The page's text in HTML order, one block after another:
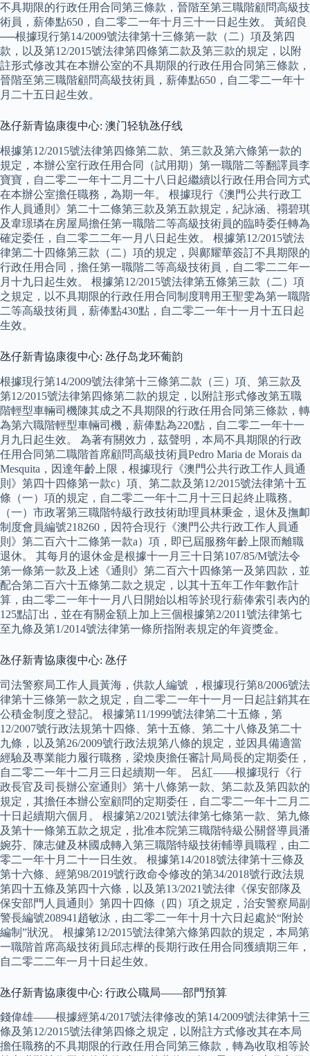
不具期限的行政任用合同第三條款，晉階至第三職階顧問高級技
術員，薪俸點650，自二零二一年十月三十一日起生效。 黃紹良
──根據現行第14/2009號法律第十三條第一款（二）項及第四
款，以及第12/2015號法律第四條第二款及第三款的規定，以附
註形式修改其在本辦公室的不具期限的行政任用合同第三條款，
晉階至第三職階顧問高級技術員，薪俸點650，自二零二一年十
月二十五日起生效。
氹仔新青協康復中心: 澳门轻轨氹仔线
根據第12/2015號法律第四條第二款、第三款及第六條第一款的
規定，本辦公室行政任用合同（試用期）第一職階二等翻譯員李
寶寶，自二零二一年十二月二十八日起繼續以行政任用合同方式
在本辦公室擔任職務，為期一年。 根據現行《澳門公共行政工
作人員通則》第二十二條第三款及第五款規定，紀詠涵、禤碧琪
及韋璟璘在房屋局擔任第一職階二等高級技術員的臨時委任轉為
確定委任，自二零二二年一月八日起生效。 根據第12/2015號法
律第二十四條第三款（二）項的規定，與鄺耀華簽訂不具期限的
行政任用合同，擔任第一職階二等高級技術員，自二零二二年一
月十九日起生效。 根據第12/2015號法律第五條第三款（二）項
之規定，以不具期限的行政任用合同制度聘用王聖雯為第一職階
二等高級技術員，薪俸點430點，自二零二一年十一月十五日起
生效。
氹仔新青協康復中心: 氹仔岛龙环葡韵
根據現行第14/2009號法律第十三條第二款（三）項、第三款及
第12/2015號法律第四條第二款的規定，以附註形式修改第五職
階輕型車輛司機陳其成之不具期限的行政任用合同第三條款，轉
為第六職階輕型車輛司機，薪俸點為220點，自二零二一年十一
月九日起生效。 為著有關效力，茲聲明，本局不具期限的行政
任用合同第二職階首席顧問高級技術員Pedro Maria de Morais da
Mesquita，因達年齡上限，根據現行《澳門公共行政工作人員通
則》第四十四條第一款c）項、第二款及第12/2015號法律第十五
條（一）項的規定，自二零二一年十二月十三日起終止職務。
（一）市政署第三職階特級行政技術助理員林秉金，退休及撫卹
制度會員編號218260，因符合現行《澳門公共行政工作人員通
則》第二百六十二條第一款a）項，即已屆服務年齡上限而離職
退休。 其每月的退休金是根據十一月三十日第107/85/M號法令
第一條第一款及上述《通則》第二百六十四條第一及第四款，並
配合第二百六十五條第二款之規定，以其十五年工作年數作計
算，由二零二一年十一月八日開始以相等於現行薪俸索引表內的
125點訂出，並在有關金額上加上三個根據第2/2011號法律第七
至九條及第1/2014號法律第一條所指附表規定的年資獎金。
氹仔新青協康復中心: 氹仔
司法警察局工作人員黃海，供款人編號 ，根據現行第8/2006號法
律第十三條第一款之規定，自二零二一年十一月一日起註銷其在
公積金制度之登記。 根據第11/1999號法律第二十五條，第
12/2007號行政法規第十四條、第十五條、第二十八條及第二十
九條，以及第26/2009號行政法規第八條的規定，並因具備適當
經驗及專業能力履行職務，梁煥庚擔任審計局局長的定期委任，
自二零二一年十二月三日起續期一年。 呂紅——根據現行《行
政長官及司長辦公室通則》第十八條第一款、第二款及第四款的
規定，其擔任本辦公室顧問的定期委任，自二零二一年十二月二
十日起續期六個月。 根據第2/2021號法律第七條第一款、第九條
及第十一條第五款之規定，批准本院第三職階特級公關督導員潘
婉芬、陳志健及林國成轉入第三職階特級技術輔導員職程，由二
零二一年十月二十一日生效。 根據第14/2018號法律第十三條及
第十六條、經第98/2019號行政命令修改的第34/2018號行政法規
第四十五條及第四十六條，以及第13/2021號法律《保安部隊及
保安部門人員通則》第四十四條（四）項之規定，治安警察局副
警長編號208941趙敏泳，由二零二一年十月十六日起處於“附於
編制”狀況。 根據第12/2015號法律第六條第四款的規定，本局第
一職階首席高級技術員邱志樺的長期行政任用合同獲續期三年，
自二零二二年一月十日起生效。
氹仔新青協康復中心: 行政公職局——部門預算
錢偉雄——根據經第4/2017號法律修改的第14/2009號法律第十三
條及第12/2015號法律第四條之規定，以附註方式修改其在本局
擔任職務的不具期限的行政任用合同第三條款，轉為收取相等於